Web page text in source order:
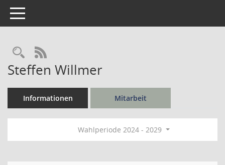
Toggle navigation
Rechercheauswahl
RSS-Feed
Steffen Willmer
Informationen Mitarbeit
Wahlperiode 2024 - 2029